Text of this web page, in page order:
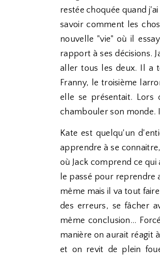
restée choquée quand
savoir comment les
nouvelle "vie" où il
rapport à ses décisions.
aller tous les deux. Il a
Franny, le troisième
elle se présentait.
chambouler son monde.
Kate est quelqu'un
apprendre à se
où Jack comprend ce qui
le passé pour reprendre
même mais il va tout
des erreurs, se fâcher
même conclusion...
manière on aurait réagit
et on revit de plein